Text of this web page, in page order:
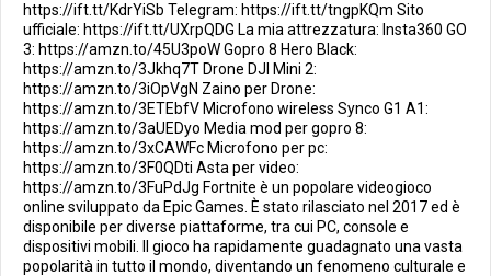
https://ift.tt/KdrYiSb Telegram: https://ift.tt/tngpKQm Sito
ufficiale: https://ift.tt/UXrpQDG La mia attrezzatura: Insta360 GO
3: https://amzn.to/45U3poW Gopro 8 Hero Black:
https://amzn.to/3Jkhq7T Drone DJI Mini 2:
https://amzn.to/3iOpVgN Zaino per Drone:
https://amzn.to/3ETEbfV Microfono wireless Synco G1 A1:
https://amzn.to/3aUEDyo Media mod per gopro 8:
https://amzn.to/3xCAWFc Microfono per pc:
https://amzn.to/3F0QDti Asta per video:
https://amzn.to/3FuPdJg Fortnite è un popolare videogioco
online sviluppato da Epic Games. È stato rilasciato nel 2017 ed è
disponibile per diverse piattaforme, tra cui PC, console e
dispositivi mobili. Il gioco ha rapidamente guadagnato una vasta
popolarità in tutto il mondo, diventando un fenomeno culturale e